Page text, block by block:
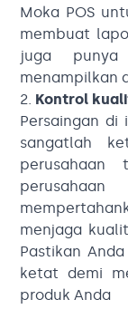
Moka POS
membuat
juga
menampilkan
2. Kontrol
Persaingan di
sangatlah
menjaga
Pastikan
ketat demi
produk Anda